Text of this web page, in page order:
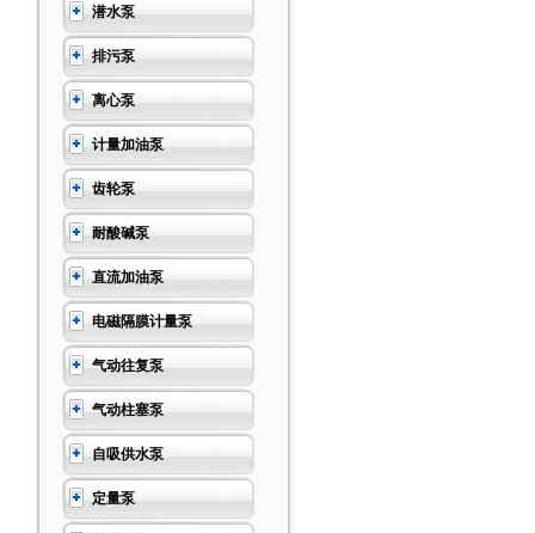
潜水泵
排污泵
离心泵
计量加油泵
齿轮泵
耐酸碱泵
直流加油泵
电磁隔膜计量泵
气动往复泵
气动柱塞泵
自吸供水泵
定量泵